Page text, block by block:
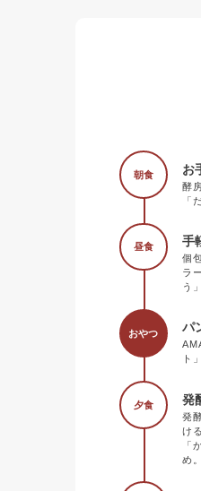
朝食 お
酵
「
昼食 手
個
ラ
う
おやつ パ
ト
夕食 発
発
け
「
め。